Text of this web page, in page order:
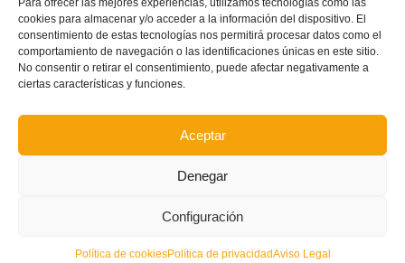
Para ofrecer las mejores experiencias, utilizamos tecnologías como las
cookies para almacenar y/o acceder a la información del dispositivo. El
consentimiento de estas tecnologías nos permitirá procesar datos como el
comportamiento de navegación o las identificaciones únicas en este sitio.
No consentir o retirar el consentimiento, puede afectar negativamente a
ciertas características y funciones.
Aceptar
Denegar
Configuración
Política de cookiesPolítica de privacidadAviso Legal
del Europeo